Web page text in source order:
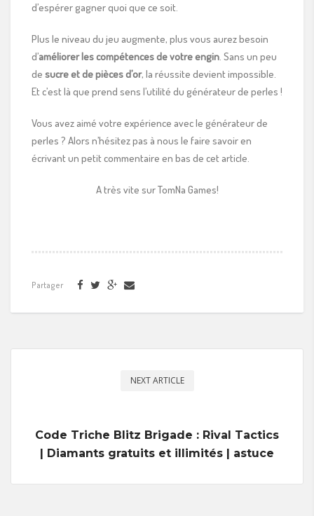
d’espérer gagner quoi que ce soit.
Plus le niveau du jeu augmente, plus vous aurez besoin
d’améliorer les compétences de votre engin. Sans un peu
de sucre et de pièces d’or, la réussite devient impossible.
Et c’est là que prend sens l’utilité du générateur de perles !
Vous avez aimé votre expérience avec le générateur de
perles ? Alors n’hésitez pas à nous le faire savoir en
écrivant un petit commentaire en bas de cet article.
A très vite sur TomNa Games!
Partager
NEXT ARTICLE
Code Triche Blitz Brigade : Rival Tactics
| Diamants gratuits et illimités | astuce